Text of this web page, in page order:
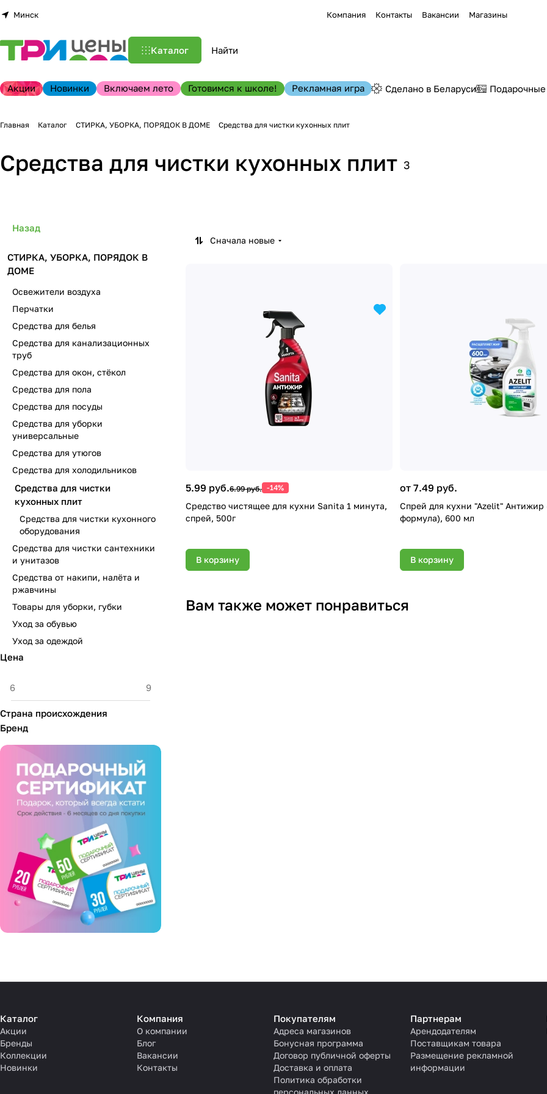
Минск Компания Контакты Вакансии Магазины
Каталог
Акции Новинки Включаем лето Готовимся к школе! Рекламная игра Сделано в Беларуси
Главная Каталог СТИРКА, УБОРКА, ПОРЯДОК В ДОМЕ Средства для чистки кухонных плит
Средства для чистки кухонных плит 3
Сначала новые
5.99 руб.6.99 руб. -14%
Средство чистящее для кухни Sanita 1 минута,
спрей, 500г
В корзину
от 7.49 руб.
Спрей для кухни "Azelit" Антижир
формула), 600 мл
В корзину
Вам также может понравиться
Назад
СТИРКА, УБОРКА, ПОРЯДОК В
ДОМЕ
Освежители воздуха
Перчатки
Средства для белья
Средства для канализационных
труб
Средства для окон, стёкол
Средства для пола
Средства для посуды
Средства для уборки
универсальные
Средства для утюгов
Средства для холодильников
Средства для чистки
кухонных плит
Средства для чистки кухонного
оборудования
Средства для чистки сантехники
и унитазов
Средства от накипи, налёта и
ржавчины
Товары для уборки, губки
Уход за обувью
Уход за одеждой
Цена
Страна происхождения
Бренд
Каталог
Акции
Бренды
Коллекции
Новинки
Компания
О компании
Блог
Вакансии
Контакты
Покупателям
Адреса магазинов
Бонусная программа
Договор публичной оферты
Доставка и оплата
Политика обработки
персональных данных
Партнерам
Арендодателям
Поставщикам товара
Размещение рекламной
информации